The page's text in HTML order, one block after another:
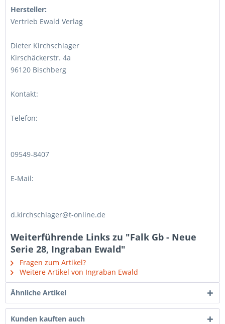
Hersteller:
Vertrieb Ewald Verlag
Dieter Kirchschlager
Kirschäckerstr. 4a
96120 Bischberg
Kontakt:
Telefon:
09549-8407
E-Mail:
d.kirchschlager@t-online.de
Weiterführende Links zu "Falk Gb - Neue
Serie 28, Ingraban Ewald"
Fragen zum Artikel?
Weitere Artikel von Ingraban Ewald
Ähnliche Artikel
Kunden kauften auch